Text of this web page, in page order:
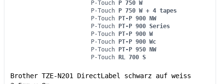
P-Touch P 750 W
P-Touch P 750 W + 4 tapes
P-Touch PT-P 900 NW
P-Touch PT-P 900 Series
P-Touch PT-P 900 W
P-Touch PT-P 900 Wc
P-Touch PT-P 950 NW
P-Touch RL 700 S
Brother TZE-N201 DirectLabel schwarz auf weiss